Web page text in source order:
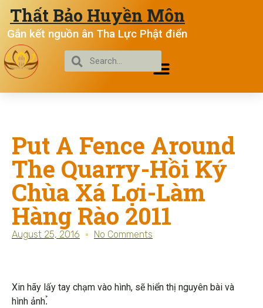
Thất Bảo Huyền Môn
Gắn kết nguồn ân Tha Lực Phật điển
Put A Fence Around
The Quarry-Hồi Ký
Chùa Xá Lợi-Làm
Hàng Rào 2011
August 25, 2016 No Comments
Xin hãy lấy tay chạm vào hình, sẽ hiển thị nguyên bài và
hình ảnh.̉